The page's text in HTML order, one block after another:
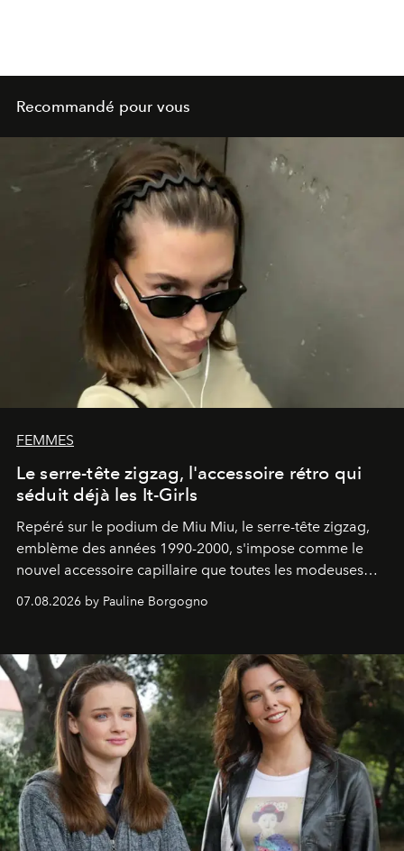
Recommandé pour vous
FEMMES
Le serre-tête zigzag, l'accessoire rétro qui
séduit déjà les It-Girls
Repéré sur le podium de Miu Miu, le serre-tête zigzag,
emblème des années 1990-2000, s'impose comme le
nouvel accessoire capillaire que toutes les modeuses
s'arrachent déjà.
07.08.2026 by Pauline Borgogno